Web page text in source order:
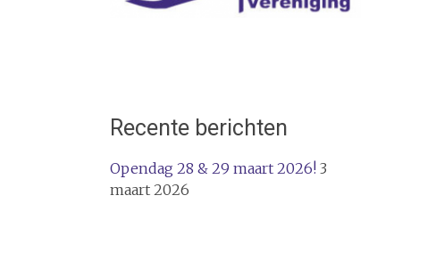
Recente berichten
Opendag 28 & 29 maart 2026! 3
maart 2026